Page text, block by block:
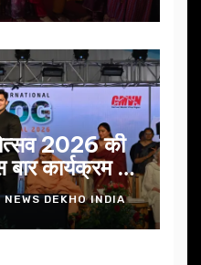
2026 की
कार्यक्रम में
NEWS DEKHO INDIA